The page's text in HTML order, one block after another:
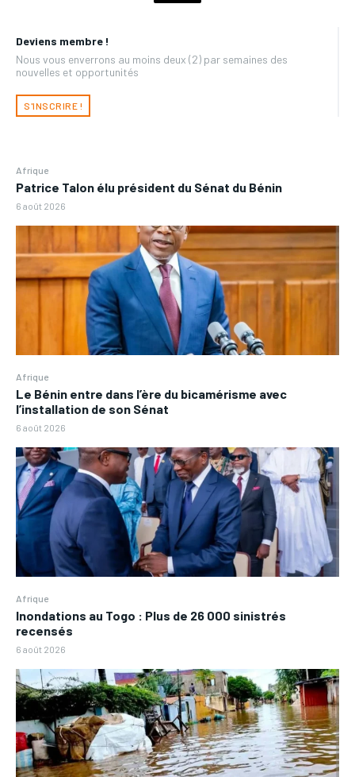
Deviens membre !
Nous vous enverrons au moins deux (2) par semaines des
nouvelles et opportunités
S'INSCRIRE !
Afrique
Patrice Talon élu président du Sénat du Bénin
6 août 2026
Afrique
Le Bénin entre dans l’ère du bicamérisme avec
l’installation de son Sénat
6 août 2026
Afrique
Inondations au Togo : Plus de 26 000 sinistrés
recensés
6 août 2026